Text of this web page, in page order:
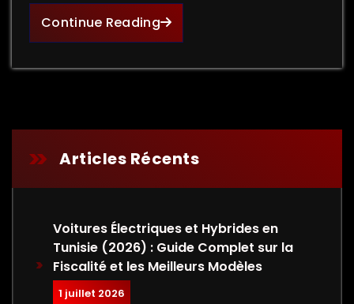
Continue Reading
Articles Récents
Voitures Électriques et Hybrides en
Tunisie (2026) : Guide Complet sur la
Fiscalité et les Meilleurs Modèles
1 juillet 2026